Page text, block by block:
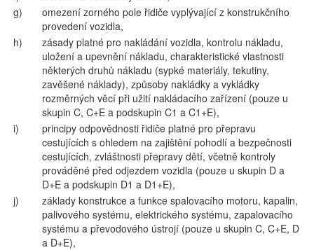
g)
omezení zorného pole řidiče vyplývající z konstrukčního
provedení vozidla,
h)
zásady platné pro nakládání vozidla, kontrolu nákladu,
uložení a upevnění nákladu, charakteristické vlastnosti
některých druhů nákladu (sypké materiály, tekutiny,
zavěšené náklady), způsoby nakládky a vykládky
rozměrných věcí při užití nakládacího zařízení (pouze u
skupin C, C+E a podskupin C1 a C1+E),
i)
principy odpovědnosti řidiče platné pro přepravu
cestujících s ohledem na zajištění pohodlí a bezpečnosti
cestujících, zvláštnosti přepravy dětí, včetně kontroly
prováděné před odjezdem vozidla (pouze u skupin D a
D+E a podskupin D1 a D1+E),
j)
základy konstrukce a funkce spalovacího motoru, kapalin,
palivového systému, elektrického systému, zapalovacího
systému a převodového ústrojí (pouze u skupin C, C+E, D
a D+E),